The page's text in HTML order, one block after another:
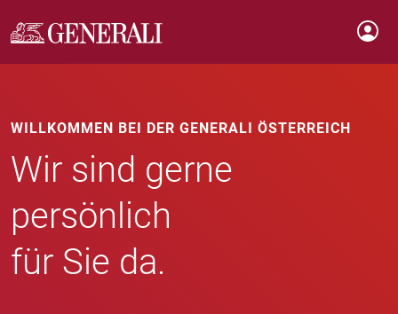
WILLKOMMEN BEI DER GENERALI ÖSTERREICH
Wir sind gerne
persönlich
für Sie da.